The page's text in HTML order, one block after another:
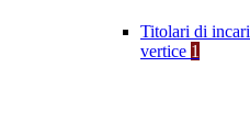
Titolari di
vertice 1